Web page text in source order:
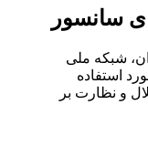
سانسور
شبکه ملی
استفاده
و نظارت بر